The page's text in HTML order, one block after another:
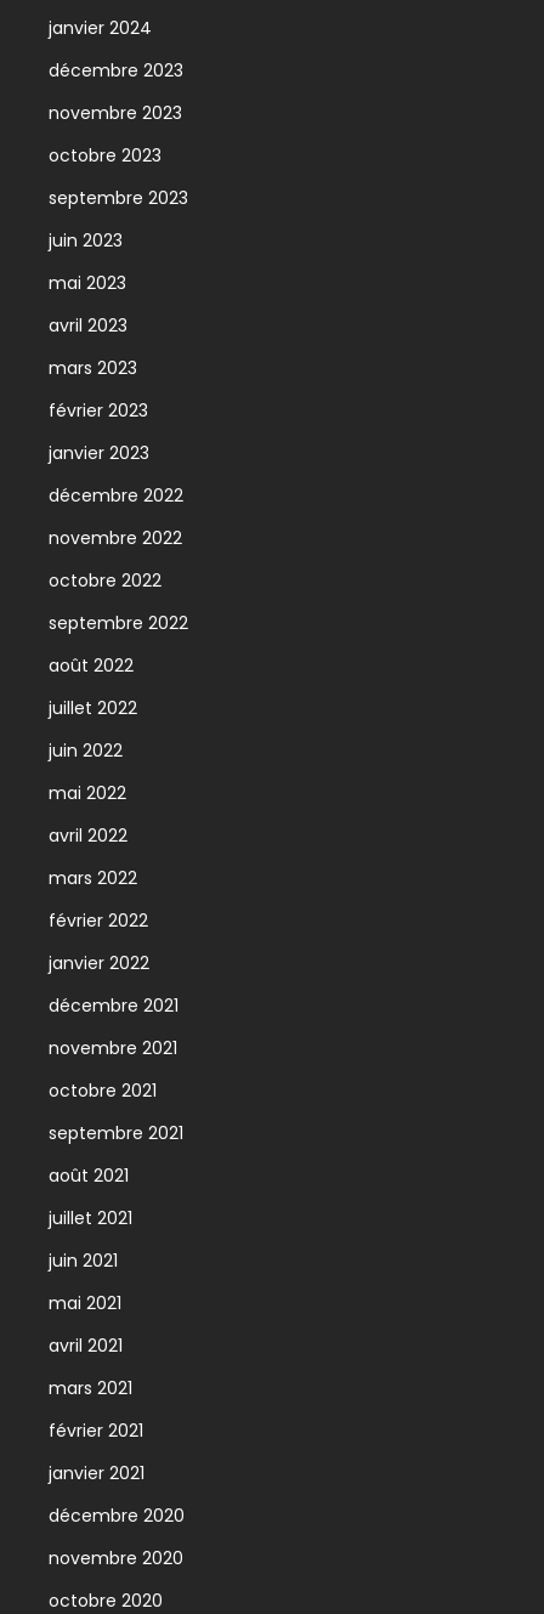
janvier 2024
décembre 2023
novembre 2023
octobre 2023
septembre 2023
juin 2023
mai 2023
avril 2023
mars 2023
février 2023
janvier 2023
décembre 2022
novembre 2022
octobre 2022
septembre 2022
août 2022
juillet 2022
juin 2022
mai 2022
avril 2022
mars 2022
février 2022
janvier 2022
décembre 2021
novembre 2021
octobre 2021
septembre 2021
août 2021
juillet 2021
juin 2021
mai 2021
avril 2021
mars 2021
février 2021
janvier 2021
décembre 2020
novembre 2020
octobre 2020